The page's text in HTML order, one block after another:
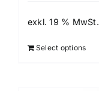
exkl. 19 % MwSt.
Select options